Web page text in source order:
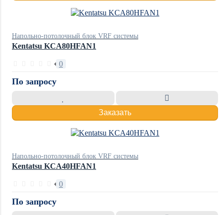
Напольно-потолочный блок VRF системы
Kentatsu KCA80HFAN1
0
По запросу
Заказать
Напольно-потолочный блок VRF системы
Kentatsu KCA40HFAN1
0
По запросу